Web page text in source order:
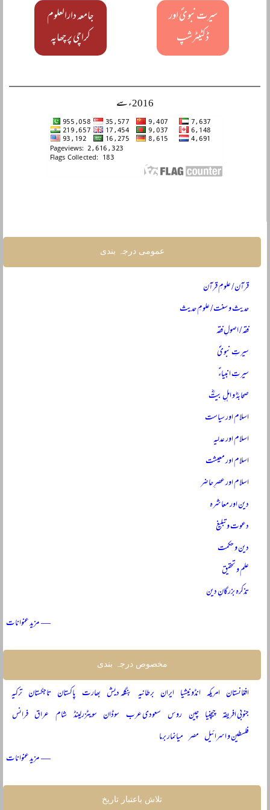
سیرت نبویؐ اور
ڈکٹیٹرشپ
جامعہ دارالعلوم
کراچی پر چھاپہ
2016ء سے
عمومی درجہ بندی
قرآن / علومِ قرآن
حدیث و سنت / علومِ حدیث
فقہ / اصولِ فقہ
سیرتِ نبویؐ
سیرتِ انبیاءؑ
صحابہؓ و اہلِ بیتؓ
اسلام اور سیاست
اسلام اور عدلیہ
اسلام اور معیشت
اسلام اور عصرِ حاضر
دین اور معاشرہ
دعوت و تبلیغ
دین و حکمت
علم و تحقیق
تذکرہ بزرگانِ دین
— مزید عنوانات
مخصوص درجہ بندی
افغانستان امریکہ انڈونیشیا ایران برطانیہ بنگلہ دیش بھارت پاکستان تاجکستان ترکیہ
جنوبی افریقہ چیچنیا چین روس سعودی عرب سوڈان سویٹزرلینڈ شام عراق فرانس
فلسطین و اسرائیل مصر میانمار برما
— مزید عنوانات
تلاش باعتبار تاریخ